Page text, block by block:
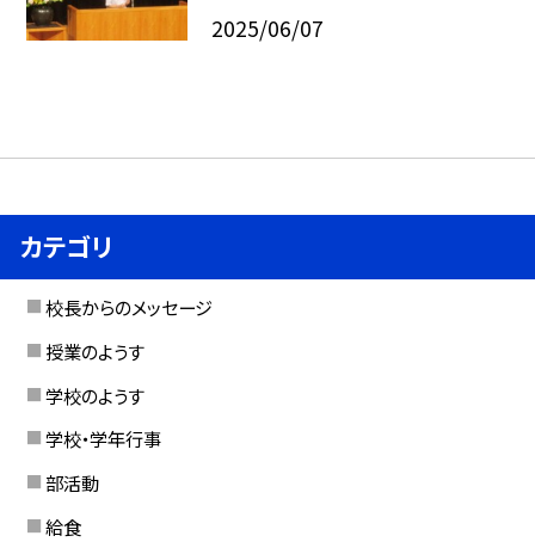
2025/06/07
カテゴリ
校長からのメッセージ
授業のようす
学校のようす
学校・学年行事
部活動
給食